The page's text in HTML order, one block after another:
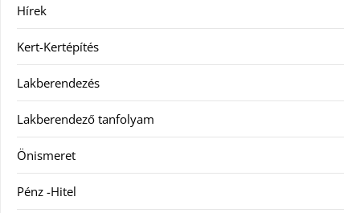
Hírek
Kert-Kertépítés
Lakberendezés
Lakberendező tanfolyam
Önismeret
Pénz -Hitel